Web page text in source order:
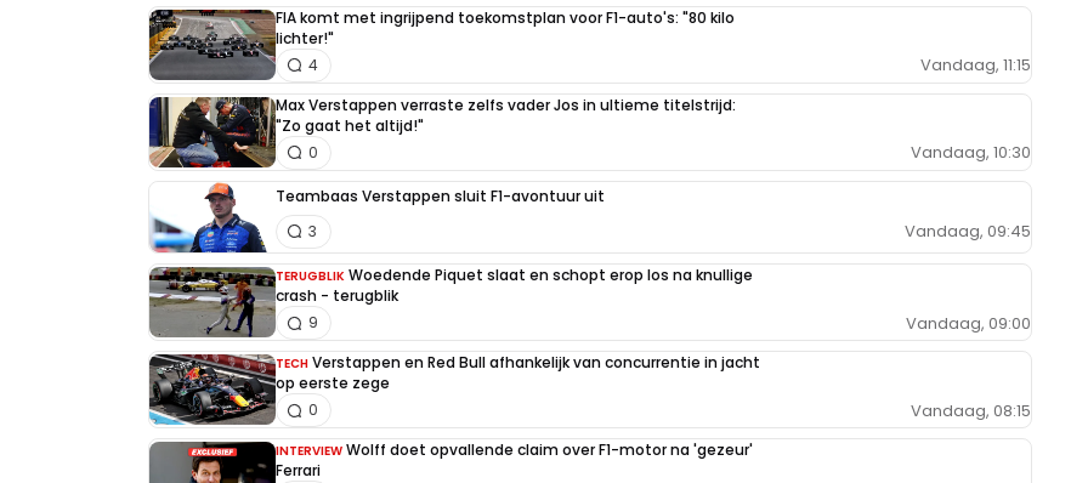
FIA komt met ingrijpend toekomstplan voor F1-auto's: "80 kilo
lichter!"
Vandaag, 11:15
4
Max Verstappen verraste zelfs vader Jos in ultieme titelstrijd:
"Zo gaat het altijd!"
Vandaag, 10:30
0
Teambaas Verstappen sluit F1-avontuur uit
Vandaag, 09:45
3
TERUGBLIK Woedende Piquet slaat en schopt erop los na knullige
crash - terugblik
Vandaag, 09:00
9
TECH Verstappen en Red Bull afhankelijk van concurrentie in jacht
op eerste zege
Vandaag, 08:15
0
INTERVIEW Wolff doet opvallende claim over F1-motor na 'gezeur'
Ferrari